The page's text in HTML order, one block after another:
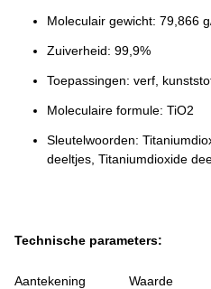
Moleculair gewicht: 79,866
Zuiverheid: 99,9%
Toepassingen: verf,
Moleculaire formule: TiO2
Sleutelwoorden:
deeltjes, Titaniumdioxide
Technische parameters:
Aantekening
Waarde